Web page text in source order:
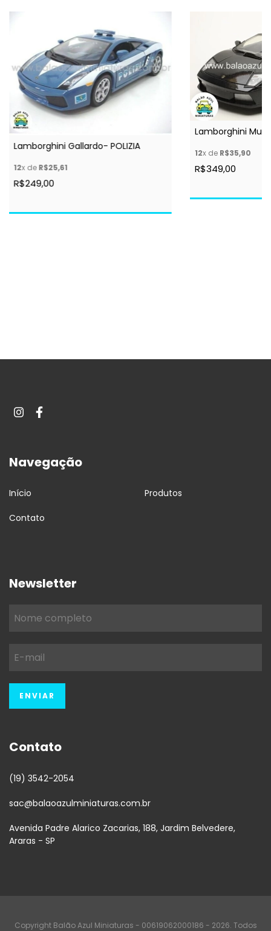
Lamborghini Gallardo- POLIZIA
12x deR$25,61
R$249,00
Lamborghini
12x de R$35,90
R$349,00
Navegação
Início Produtos
Contato
Newsletter
Contato
(19) 3542-2054
sac@balaoazulminiaturas.com.br
Avenida Padre Alarico Zacarias, 188, Jardim Belvedere,
Araras - SP
Copyright Balão Azul Miniaturas - 00619062000186 - 2026. Todos